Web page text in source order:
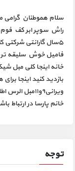
سلام هموطنان گرامی
راش سوپر ابر کف فوم
۵سال گارانتی شرکتی
فامیل خوش سلیقه
خانه اینجا کلی مبل
بازدید کنید اینجا
خانم پارسا در ارتباط
توجه